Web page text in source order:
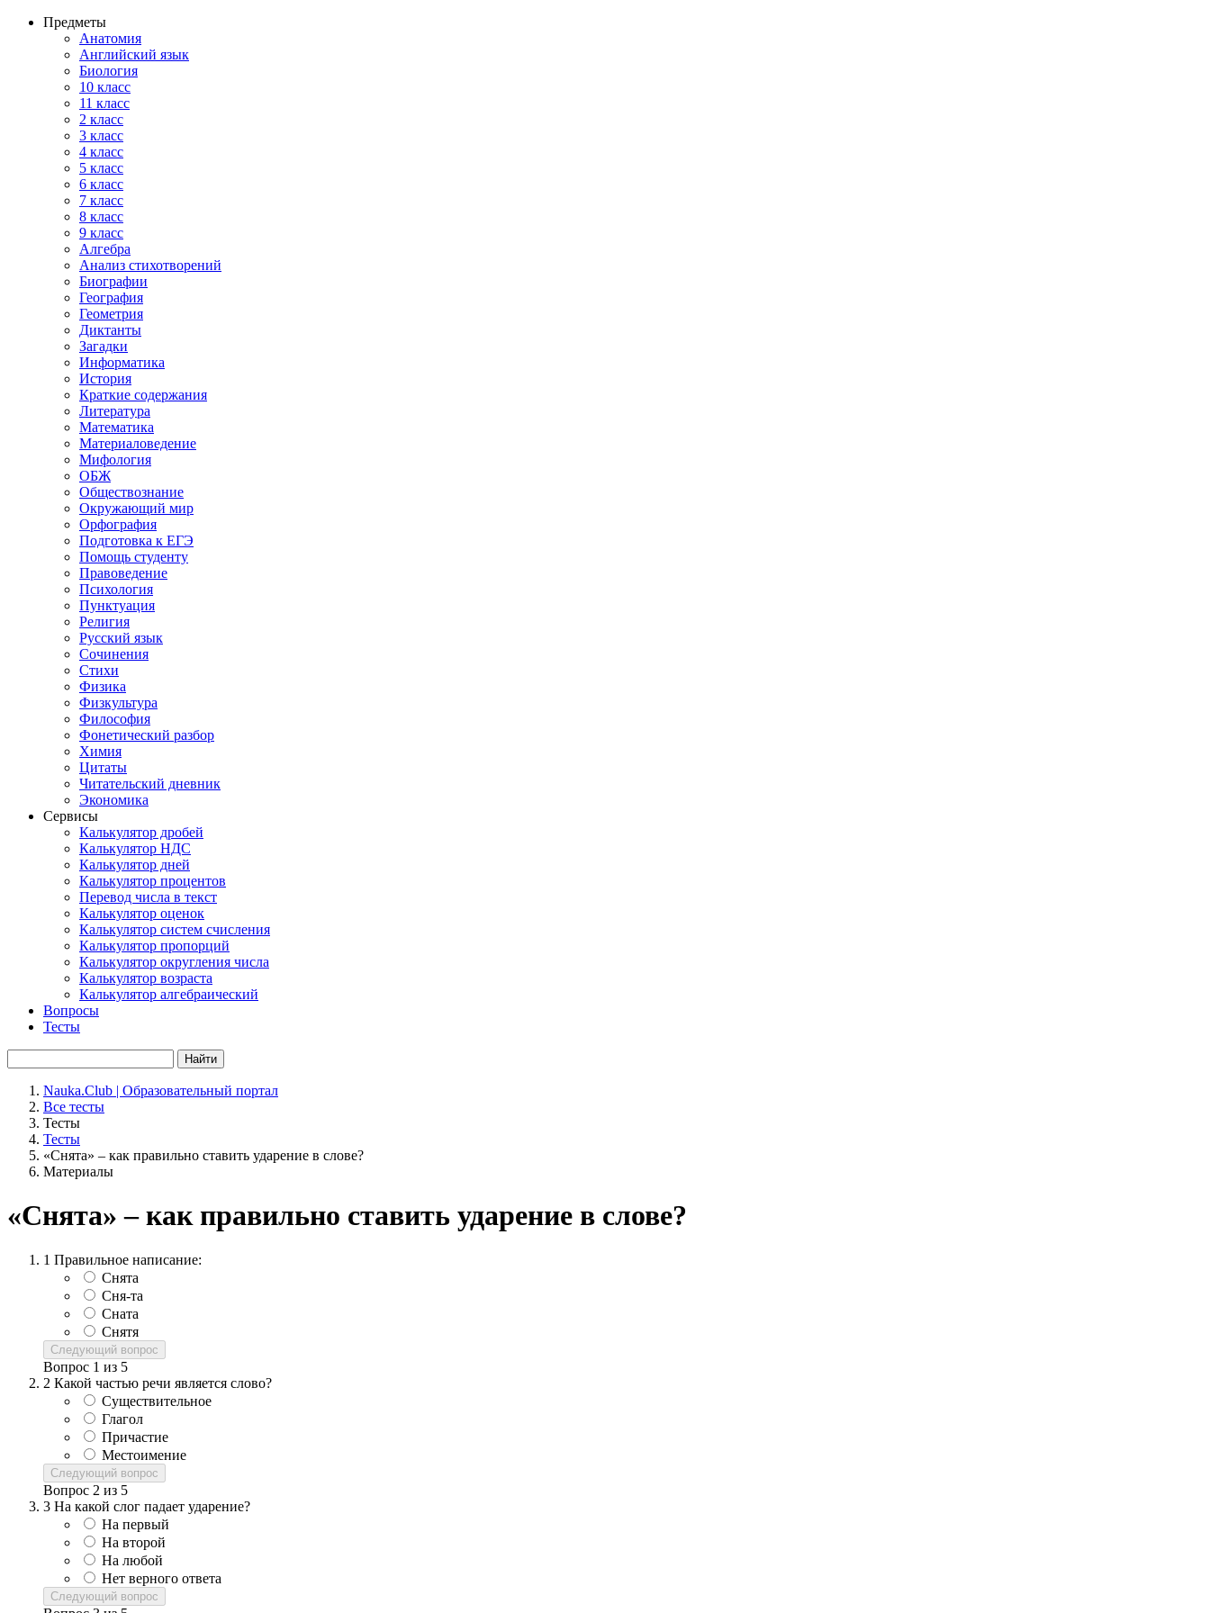
Предметы
Анатомия
Английский язык
Биология
10 класс
11 класс
2 класс
3 класс
4 класс
5 класс
6 класс
7 класс
8 класс
9 класс
Алгебра
Анализ стихотворений
Биографии
География
Геометрия
Диктанты
Загадки
Информатика
История
Краткие содержания
Литература
Математика
Материаловедение
Мифология
ОБЖ
Обществознание
Окружающий мир
Орфография
Подготовка к ЕГЭ
Помощь студенту
Правоведение
Психология
Пунктуация
Религия
Русский язык
Сочинения
Стихи
Физика
Физкультура
Философия
Фонетический разбор
Химия
Цитаты
Читательский дневник
Экономика
Сервисы
Калькулятор дробей
Калькулятор НДС
Калькулятор дней
Калькулятор процентов
Перевод числа в текст
Калькулятор оценок
Калькулятор систем счисления
Калькулятор пропорций
Калькулятор округления числа
Калькулятор возраста
Калькулятор алгебраический
Вопросы
Тесты
Найти
Nauka.Club | Образовательный портал
Все тесты
Тесты
Тесты
«Снята» – как правильно ставить ударение в слове?
Материалы
«Снята» – как правильно ставить ударение в слове?
1 Правильное написание:
Снята
Сня-та
Сната
Снятя
Следующий вопрос
Вопрос 1 из 5
2 Какой частью речи является слово?
Существительное
Глагол
Причастие
Местоимение
Следующий вопрос
Вопрос 2 из 5
3 На какой слог падает ударение?
На первый
На второй
На любой
Нет верного ответа
Следующий вопрос